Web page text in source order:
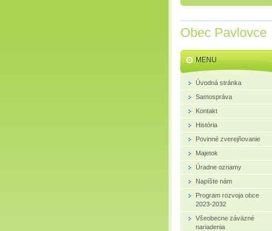
Obec Pavlovce
MENU
Úvodná stránka
Samospráva
Kontakt
História
Povinné zverejňovanie
Majetok
Úradne oznamy
Napíšte nám
Program rozvoja obce
2023-2032
Všeobecne záväzné
nariadenia